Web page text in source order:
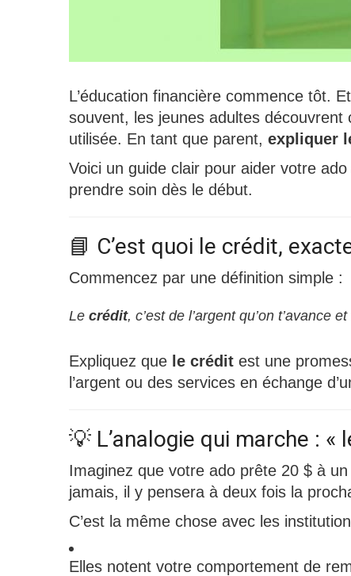
L’éducation financière commence tôt.
souvent, les jeunes adultes découvrent
utilisée. En tant que parent, expliquer
Voici un guide clair pour aider votre
prendre soin dès le début.
📘 C’est quoi le crédit,
Commencez par une définition simple :
Le crédit, c’est de l’argent qu’on t’avance
Expliquez que le crédit est une
l’argent ou des services en échange
💡 L’analogie qui marche :
Imaginez que votre ado prête 20 $ à
jamais, il y pensera à deux fois la
C’est la même chose avec les
Elles notent votre comportement de